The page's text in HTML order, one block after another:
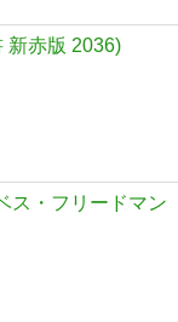
新赤版 2036)
・フリードマン